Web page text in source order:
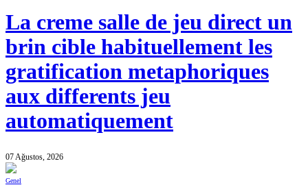
La creme salle de jeu direct un
brin cible habituellement les
gratification metaphoriques
aux differents jeu
automatiquement
07 Ağustos, 2026
Genel